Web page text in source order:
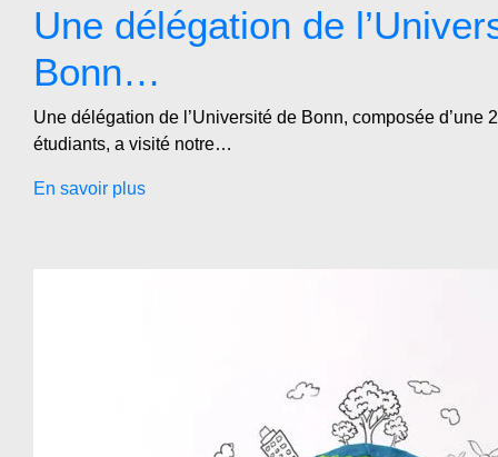
Une délégation de
Bonn…
Une délégation de l’Université de Bonn, composée d’une
étudiants, a visité notre…
En savoir plus